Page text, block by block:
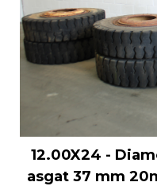
12.00X24 -
asgat 37 mm